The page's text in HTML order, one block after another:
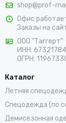
предложениями
предлагаем
жилеты,
работы.
Посаду и всей
компаниями.
shop@prof-
Офис
Заказы на
ООО "Таггерт"
ИНН:
ОГРН:
Каталог
Летняя
Спецодежда (по
Демисезонная